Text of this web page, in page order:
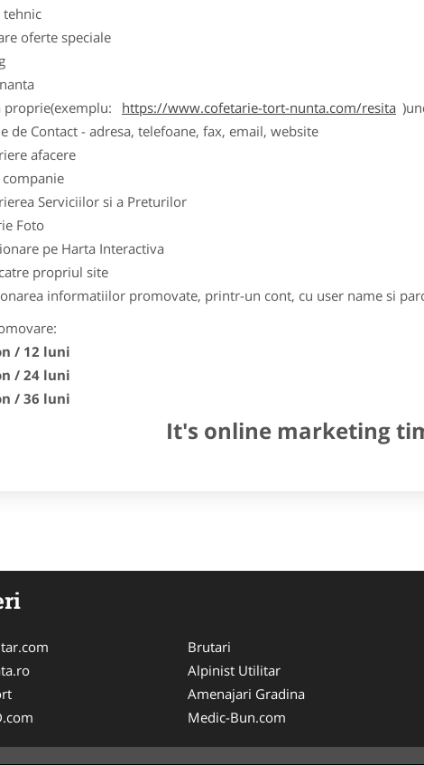
oferte speciale
proprie(exemplu:
https://www.cofetarie-tort-nunta.com/resita
de Contact - adresa, telefoane, fax, email, website
afacere
companie
Serviciilor si a Preturilor
Foto
pe Harta Interactiva
propriul site
informatiilor promovate, printr-un cont, cu user name si
/ 12 luni
/ 24 luni
/ 36 luni
It's online marketing
Brutari
Alpinist Utilitar
Amenajari Gradina
Medic-Bun.com